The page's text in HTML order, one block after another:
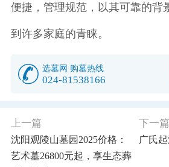
便捷，管理规范，以其可靠的背
到许多家庭的青睐。
选墓网 购墓热线
024-81538166
上一篇
沈阳观陵山墓园2025价格：
艺术墓26800元起，享生态葬
下一篇
广氏